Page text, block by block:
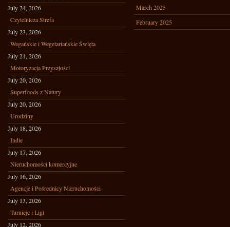
July 24, 2026
Czytelnicza Strefa
July 23, 2026
Wegańskie i Wegetariańskie Święta
July 21, 2026
Motoryzacja Przyszłości
July 20, 2026
Superfoods z Natury
July 20, 2026
Urodziny
July 18, 2026
Indie
July 17, 2026
Nieruchomości komercyjne
July 16, 2026
Agencje i Pośrednicy Nieruchomości
July 13, 2026
Turnieje i Ligi
July 12, 2026
March 2025
February 2025